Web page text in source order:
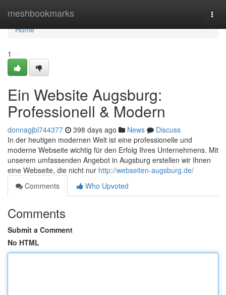
meshbookmarks
Home
Home
1
Ein Website Augsburg:
Professionell & Modern
donnagjbl744377 398 days ago News
Discuss
In der heutigen modernen Welt ist eine professionelle und
moderne Webseite wichtig für den Erfolg Ihres Unternehmens. Mit
unserem umfassenden Angebot in Augsburg erstellen wir Ihnen
eine Webseite, die nicht nur http://webseiten-augsburg.de/
Comments
Who Upvoted
Comments
Submit a Comment
No HTML